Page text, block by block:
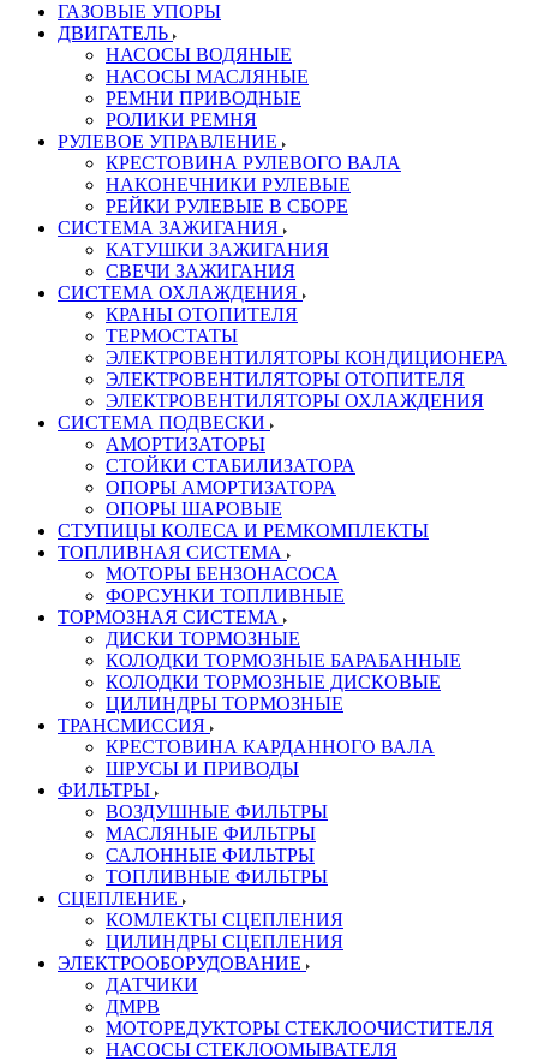
ГАЗОВЫЕ УПОРЫ
ДВИГАТЕЛЬ
НАСОСЫ ВОДЯНЫЕ
НАСОСЫ МАСЛЯНЫЕ
РЕМНИ ПРИВОДНЫЕ
РОЛИКИ РЕМНЯ
РУЛЕВОЕ УПРАВЛЕНИЕ
КРЕСТОВИНА РУЛЕВОГО ВАЛА
НАКОНЕЧНИКИ РУЛЕВЫЕ
РЕЙКИ РУЛЕВЫЕ В СБОРЕ
СИСТЕМА ЗАЖИГАНИЯ
КАТУШКИ ЗАЖИГАНИЯ
СВЕЧИ ЗАЖИГАНИЯ
СИСТЕМА ОХЛАЖДЕНИЯ
КРАНЫ ОТОПИТЕЛЯ
ТЕРМОСТАТЫ
ЭЛЕКТРОВЕНТИЛЯТОРЫ КОНДИЦИОНЕРА
ЭЛЕКТРОВЕНТИЛЯТОРЫ ОТОПИТЕЛЯ
ЭЛЕКТРОВЕНТИЛЯТОРЫ ОХЛАЖДЕНИЯ
СИСТЕМА ПОДВЕСКИ
АМОРТИЗАТОРЫ
СТОЙКИ СТАБИЛИЗАТОРА
ОПОРЫ АМОРТИЗАТОРА
ОПОРЫ ШАРОВЫЕ
СТУПИЦЫ КОЛЕСА И РЕМКОМПЛЕКТЫ
ТОПЛИВНАЯ СИСТЕМА
МОТОРЫ БЕНЗОНАСОСА
ФОРСУНКИ ТОПЛИВНЫЕ
ТОРМОЗНАЯ СИСТЕМА
ДИСКИ ТОРМОЗНЫЕ
КОЛОДКИ ТОРМОЗНЫЕ БАРАБАННЫЕ
КОЛОДКИ ТОРМОЗНЫЕ ДИСКОВЫЕ
ЦИЛИНДРЫ ТОРМОЗНЫЕ
ТРАНСМИССИЯ
КРЕСТОВИНА КАРДАННОГО ВАЛА
ШРУСЫ И ПРИВОДЫ
ФИЛЬТРЫ
ВОЗДУШНЫЕ ФИЛЬТРЫ
МАСЛЯНЫЕ ФИЛЬТРЫ
САЛОННЫЕ ФИЛЬТРЫ
ТОПЛИВНЫЕ ФИЛЬТРЫ
СЦЕПЛЕНИЕ
КОМЛЕКТЫ СЦЕПЛЕНИЯ
ЦИЛИНДРЫ СЦЕПЛЕНИЯ
ЭЛЕКТРООБОРУДОВАНИЕ
ДАТЧИКИ
ДМРВ
МОТОРЕДУКТОРЫ СТЕКЛООЧИСТИТЕЛЯ
НАСОСЫ СТЕКЛООМЫВАТЕЛЯ